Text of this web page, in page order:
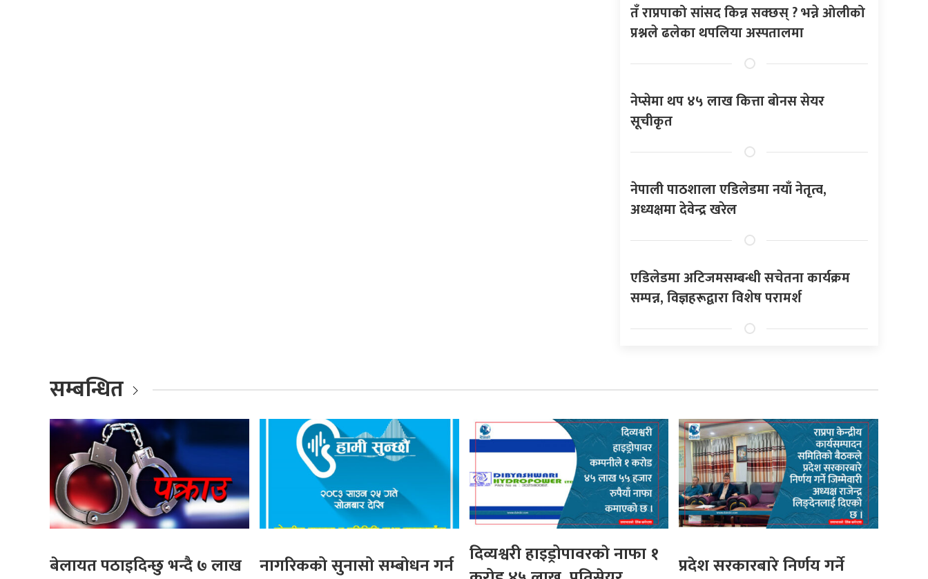
तँ राप्रपाको सांसद किन्न सक्छस् ? भन्ने ओलीको
प्रश्नले ढलेका थपलिया अस्पतालमा
नेप्सेमा थप ४५ लाख कित्ता बोनस सेयर
सूचीकृत
नेपाली पाठशाला एडिलेडमा नयाँ नेतृत्व,
अध्यक्षमा देवेन्द्र खरेल
एडिलेडमा अटिजमसम्बन्धी सचेतना कार्यक्रम
सम्पन्न, विज्ञहरूद्वारा विशेष परामर्श
सम्बन्धित
बेलायत पठाइदिन्छु भन्दै ७ लाख
नागरिकको सुनासो सम्बोधन गर्न दिव्यश्वरी हाइड्रोपावरकाे नाफा १
प्रदेश सरकारबारे निर्णय गर्ने